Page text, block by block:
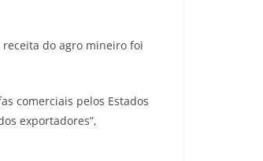
receita do agro mineiro foi
comerciais pelos Estados
exportadores”,